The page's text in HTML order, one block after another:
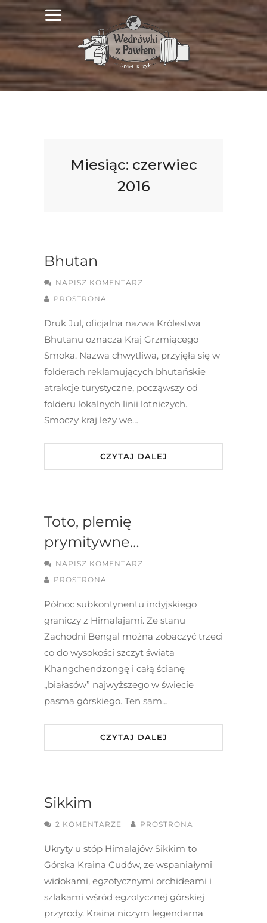
Miesiąc: czerwiec
2016
Bhutan
NAPISZ KOMENTARZ
PROSTRONA
Druk Jul, oficjalna nazwa Królestwa
Bhutanu oznacza Kraj Grzmiącego
Smoka. Nazwa chwytliwa, przyjęła się w
folderach reklamujących bhutańskie
atrakcje turystyczne, począwszy od
folderu lokalnych linii lotniczych.
Smoczy kraj leży we…
CZYTAJ DALEJ
Toto, plemię
prymitywne…
NAPISZ KOMENTARZ
PROSTRONA
Północ subkontynentu indyjskiego
graniczy z Himalajami. Ze stanu
Zachodni Bengal można zobaczyć trzeci
co do wysokości szczyt świata
Khangchendzongę i całą ścianę
„białasów” najwyższego w świecie
pasma górskiego. Ten sam…
CZYTAJ DALEJ
Sikkim
2 KOMENTARZE PROSTRONA
Ukryty u stóp Himalajów Sikkim to
Górska Kraina Cudów, ze wspaniałymi
widokami, egzotycznymi orchideami i
szlakami wśród egzotycznej górskiej
przyrody. Kraina niczym legendarna